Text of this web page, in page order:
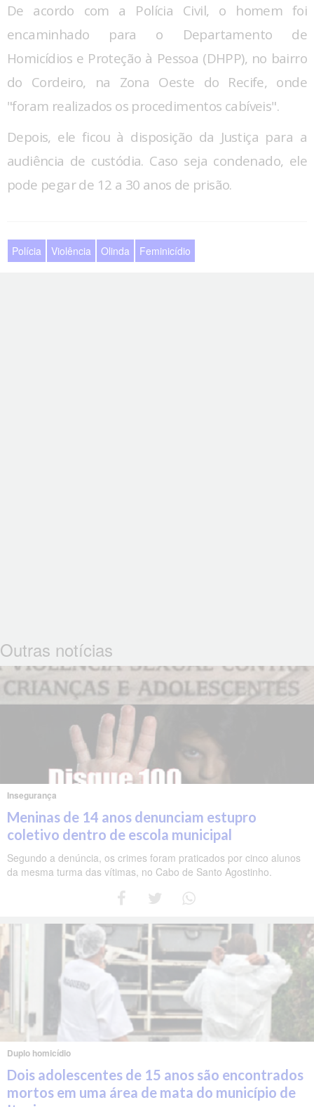
De acordo com a Polícia Civil, o homem foi
encaminhado para o Departamento de
Homicídios e Proteção à Pessoa (DHPP), no bairro
do Cordeiro, na Zona Oeste do Recife, onde
"foram realizados os procedimentos cabíveis".
Depois, ele ficou à disposição da Justiça para a
audiência de custódia. Caso seja condenado, ele
pode pegar de 12 a 30 anos de prisão.
Polícia Violência Olinda Feminicídio
Outras notícias
Insegurança
Meninas de 14 anos denunciam estupro
coletivo dentro de escola municipal
Segundo a denúncia, os crimes foram praticados por cinco alunos
da mesma turma das vítimas, no Cabo de Santo Agostinho.
Duplo homicídio
Dois adolescentes de 15 anos são encontrados
mortos em uma área de mata do município de